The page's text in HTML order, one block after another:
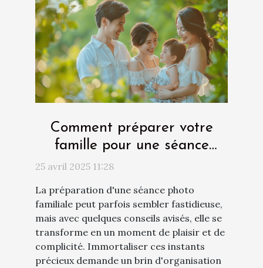
Comment préparer votre
famille pour une séance
photo réussie
25 avril 2025 11:28
La préparation d'une séance photo
familiale peut parfois sembler fastidieuse,
mais avec quelques conseils avisés, elle se
transforme en un moment de plaisir et de
complicité. Immortaliser ces instants
précieux demande un brin d'organisation